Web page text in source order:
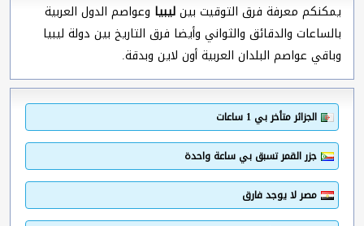
يمكنكم معرفة فرق التوقيت بينليبيا وعواصم الدول العربية
بالساعات والدقائق والثواني وأيضا فرق التاريخ بين دولة ليبيا
وباقي عواصم البلدان العربية أون لاين وبدقة.
الجزائر متأخر بي 1 ساعات
جزر القمر تسبق بي ساعة واحدة
مصر لا يوجد فارق